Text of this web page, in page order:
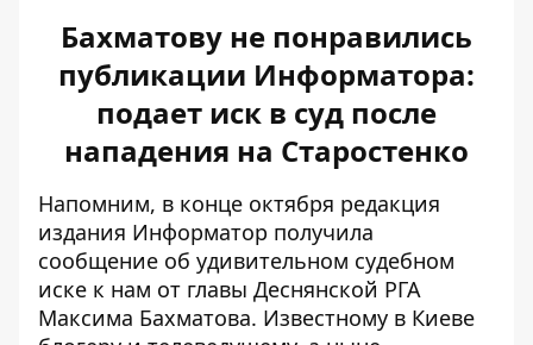
Бахматову не понравились
публикации Информатора:
подает иск в суд после
нападения на Старостенко
Напомним, в конце октября редакция
издания Информатор получила
сообщение об удивительном судебном
иске к нам от главы Деснянской РГА
Максима Бахматова. Известному в Киеве